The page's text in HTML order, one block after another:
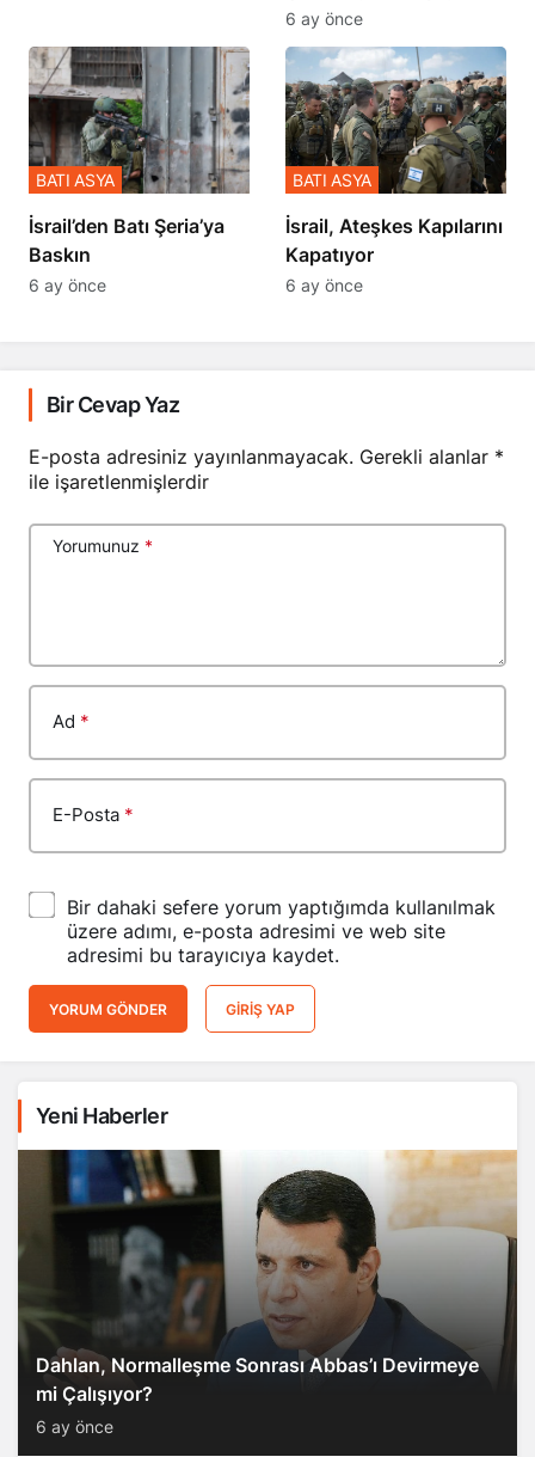
6 ay önce
​​​​​​​İsrail’den Batı Şeria’ya
Baskın
BATI ASYA
6 ay önce
İsrail, Ateşkes Kapılarını
Kapatıyor
BATI ASYA
6 ay önce
Bir Cevap Yaz
E-posta adresiniz yayınlanmayacak. Gerekli alanlar *
ile işaretlenmişlerdir
Yorumunuz *
Ad *
E-Posta *
Bir dahaki sefere yorum yaptığımda kullanılmak
üzere adımı, e-posta adresimi ve web site
adresimi bu tarayıcıya kaydet.
YORUM GÖNDER GIRIŞ YAP
Yeni Haberler
Dahlan, Normalleşme Sonrası Abbas’ı Devirmeye
mi Çalışıyor?
6 ay önce